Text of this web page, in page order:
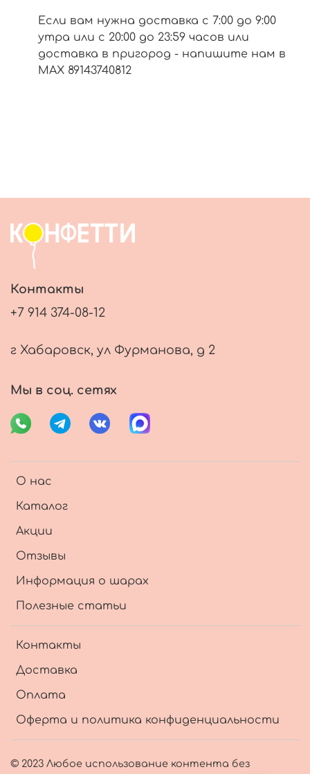
Если вам нужна доставка с 7:00 до 9:00
утра или с 20:00 до 23:59 часов или
доставка в пригород - напишите нам в
МАХ 89143740812
О нас
Каталог
Акции
Отзывы
Информация о шарах
Полезные статьи
Контакты
Доставка
Оплата
Оферта и политика конфиденциальности
Контакты
+7 914 374-08-12
г Хабаровск, ул Фурманова, д 2
Мы в соц. сетях
© 2023 Любое использование контента без